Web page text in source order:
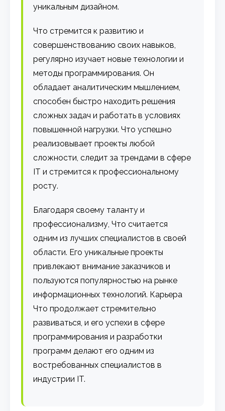
уникальным дизайном.
Что стремится к развитию и
совершенствованию своих навыков,
регулярно изучает новые технологии и
методы программирования. Он
обладает аналитическим мышлением,
способен быстро находить решения
сложных задач и работать в условиях
повышенной нагрузки. Что успешно
реализовывает проекты любой
сложности, следит за трендами в сфере
IT и стремится к профессиональному
росту.
Благодаря своему таланту и
профессионализму, Что считается
одним из лучших специалистов в своей
области. Его уникальные проекты
привлекают внимание заказчиков и
пользуются популярностью на рынке
информационных технологий. Карьера
Что продолжает стремительно
развиваться, и его успехи в сфере
программирования и разработки
программ делают его одним из
востребованных специалистов в
индустрии IT.